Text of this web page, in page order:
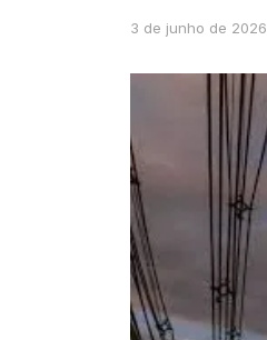
3 de junho de 2026